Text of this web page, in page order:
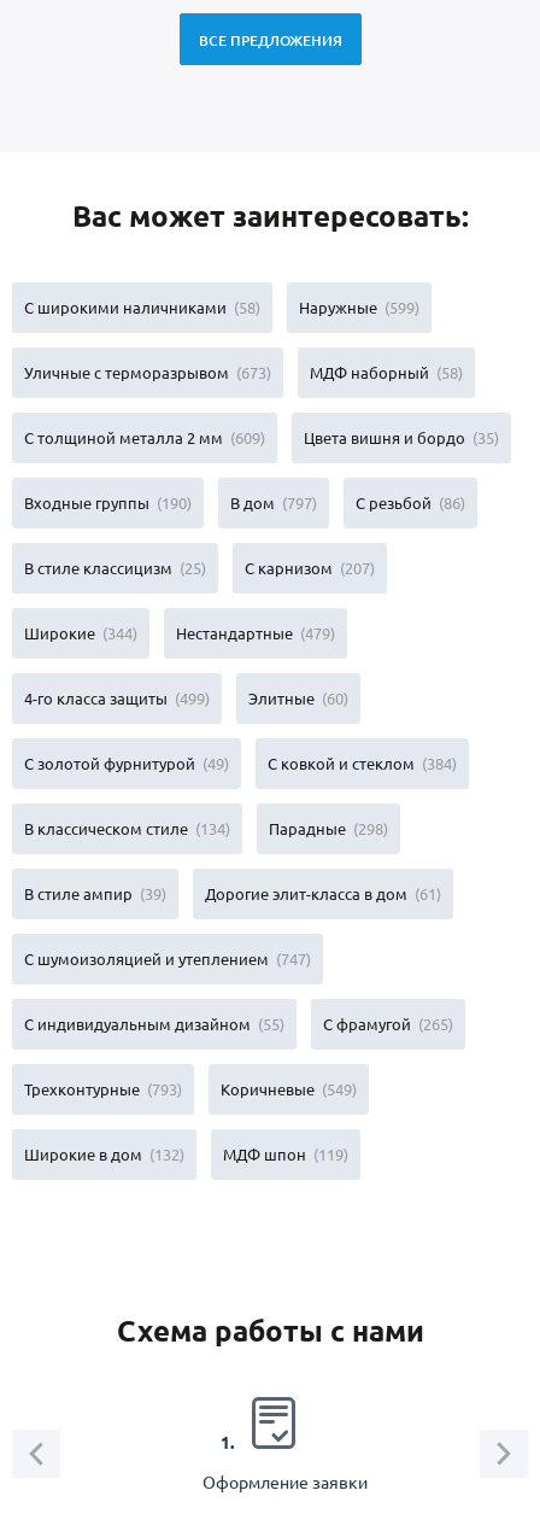
ВСЕ ПРЕДЛОЖЕНИЯ
Вас может заинтересовать:
С широкими наличниками (58) Наружные (599)
Уличные с терморазрывом (673) МДФ наборный (58)
С толщиной металла 2 мм (609) Цвета вишня и бордо (35)
Входные группы (190) В дом (797) С резьбой (86)
В стиле классицизм (25) С карнизом (207)
Широкие (344) Нестандартные (479)
4-го класса защиты (499) Элитные (60)
С золотой фурнитурой (49) С ковкой и стеклом (384)
В классическом стиле (134) Парадные (298)
В стиле ампир (39) Дорогие элит-класса в дом (61)
С шумоизоляцией и утеплением (747)
С индивидуальным дизайном (55) С фрамугой (265)
Трехконтурные (793) Коричневые (549)
Широкие в дом (132) МДФ шпон (119)
Схема работы с нами
1.
Оформление заявки